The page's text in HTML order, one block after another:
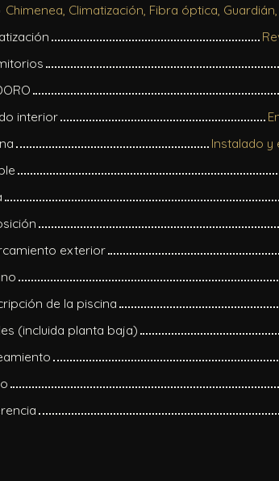
interior
Instalado
exterior
de la piscina
(incluida planta baja)